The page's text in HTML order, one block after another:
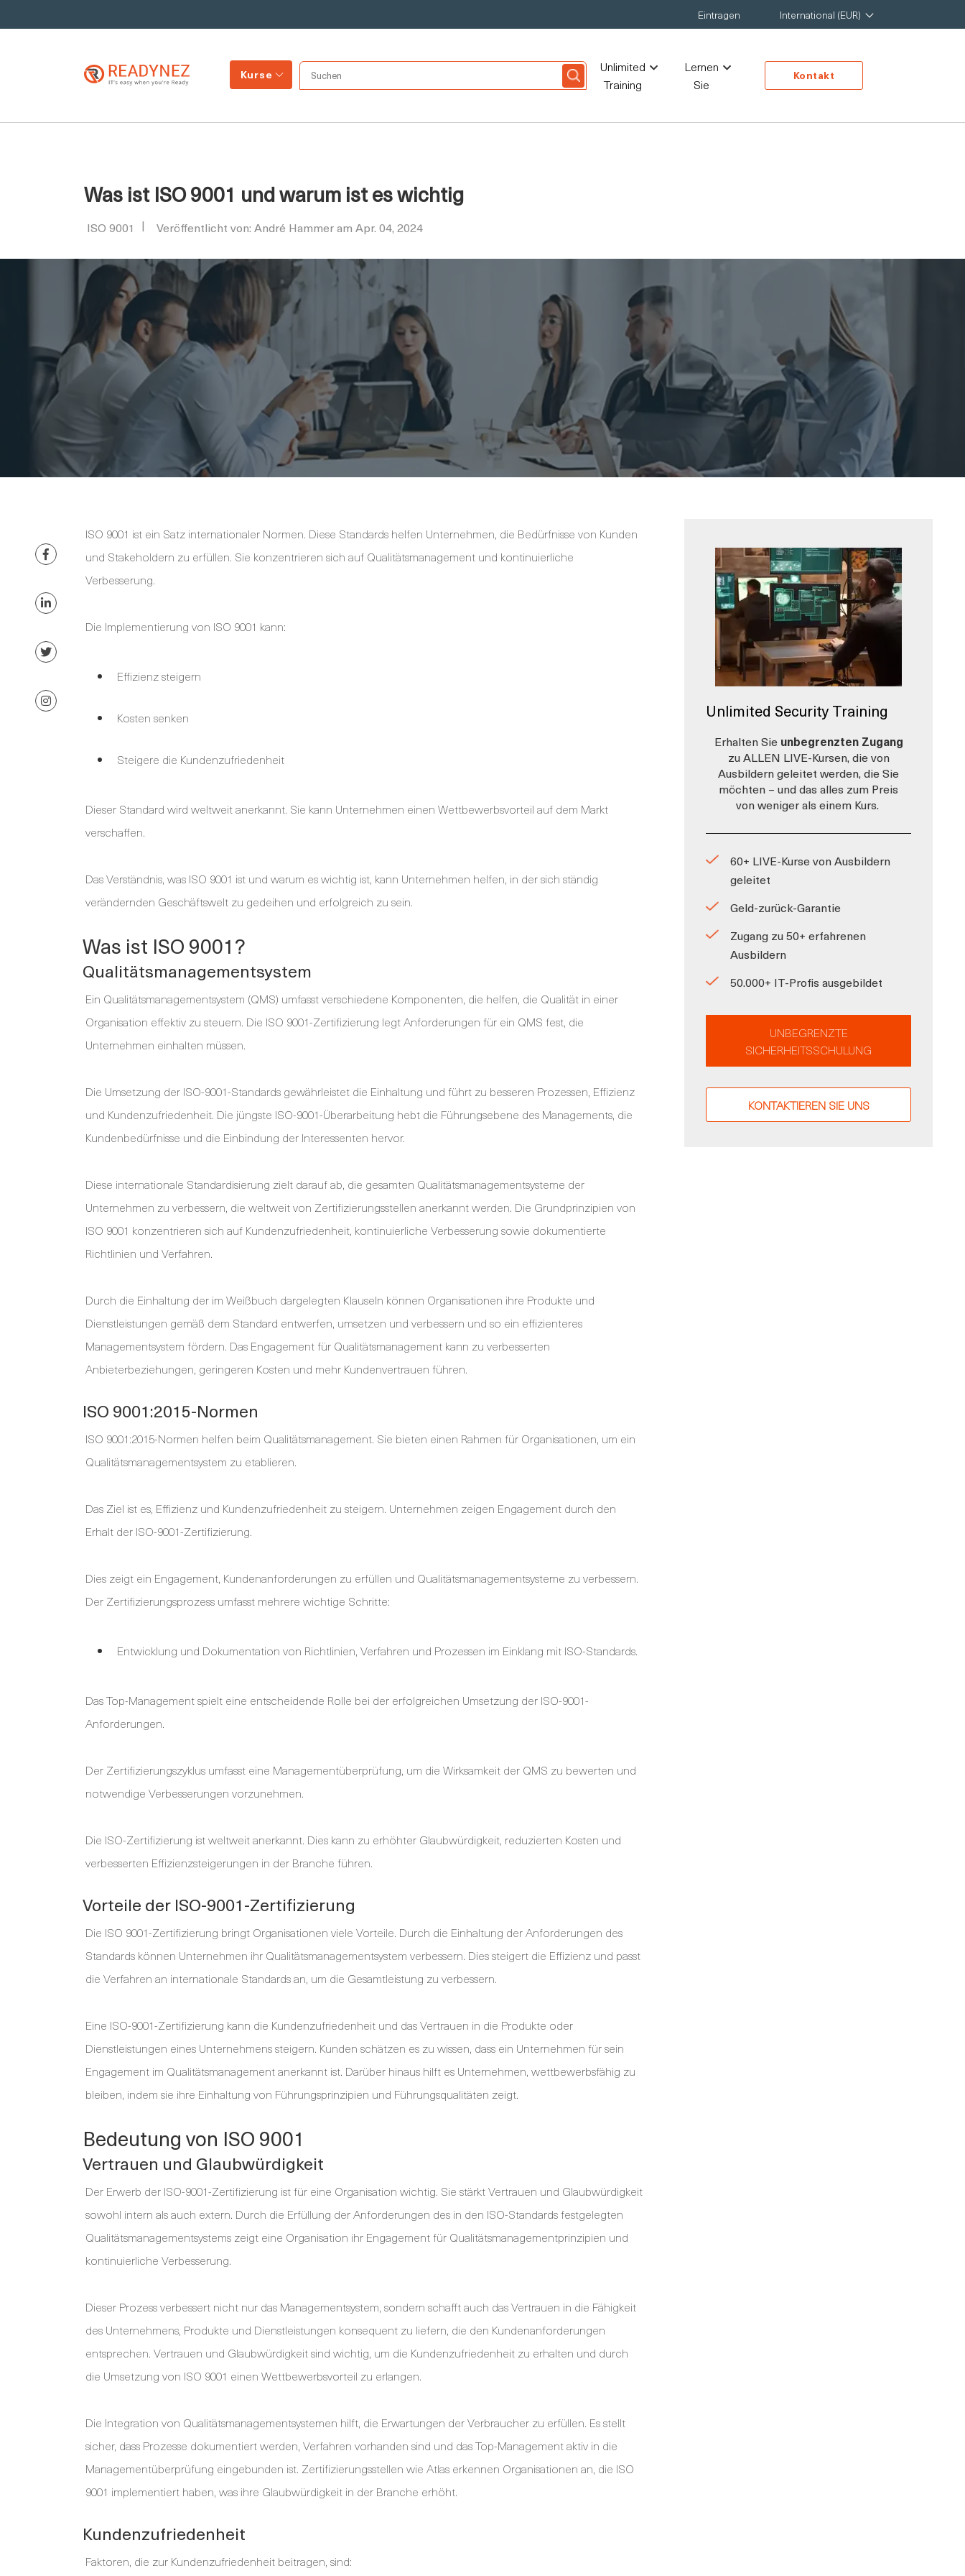
Eintragen International (EUR)
Kurse
Unlimited
Training
Lernen
Sie
Kontakt
Was ist ISO 9001 und warum ist es wichtig
ISO 9001 Veröffentlicht von: André Hammer am Apr. 04, 2024
ISO 9001 ist ein Satz internationaler Normen. Diese Standards helfen Unternehmen, die Bedürfnisse von Kunden
und Stakeholdern zu erfüllen. Sie konzentrieren sich auf Qualitätsmanagement und kontinuierliche
Verbesserung.
Die Implementierung von ISO 9001 kann:
Effizienz steigern
Kosten senken
Steigere die Kundenzufriedenheit
Dieser Standard wird weltweit anerkannt. Sie kann Unternehmen einen Wettbewerbsvorteil auf dem Markt
verschaffen.
Das Verständnis, was ISO 9001 ist und warum es wichtig ist, kann Unternehmen helfen, in der sich ständig
verändernden Geschäftswelt zu gedeihen und erfolgreich zu sein.
Was ist ISO 9001?
Qualitätsmanagementsystem
Ein Qualitätsmanagementsystem (QMS) umfasst verschiedene Komponenten, die helfen, die Qualität in einer
Organisation effektiv zu steuern. Die ISO 9001-Zertifizierung legt Anforderungen für ein QMS fest, die
Unternehmen einhalten müssen.
Die Umsetzung der ISO-9001-Standards gewährleistet die Einhaltung und führt zu besseren Prozessen, Effizienz
und Kundenzufriedenheit. Die jüngste ISO-9001-Überarbeitung hebt die Führungsebene des Managements, die
Kundenbedürfnisse und die Einbindung der Interessenten hervor.
Diese internationale Standardisierung zielt darauf ab, die gesamten Qualitätsmanagementsysteme der
Unternehmen zu verbessern, die weltweit von Zertifizierungsstellen anerkannt werden. Die Grundprinzipien von
ISO 9001 konzentrieren sich auf Kundenzufriedenheit, kontinuierliche Verbesserung sowie dokumentierte
Richtlinien und Verfahren.
Durch die Einhaltung der im Weißbuch dargelegten Klauseln können Organisationen ihre Produkte und
Dienstleistungen gemäß dem Standard entwerfen, umsetzen und verbessern und so ein effizienteres
Managementsystem fördern. Das Engagement für Qualitätsmanagement kann zu verbesserten
Anbieterbeziehungen, geringeren Kosten und mehr Kundenvertrauen führen.
ISO 9001:2015-Normen
ISO 9001:2015-Normen helfen beim Qualitätsmanagement. Sie bieten einen Rahmen für Organisationen, um ein
Qualitätsmanagementsystem zu etablieren.
Das Ziel ist es, Effizienz und Kundenzufriedenheit zu steigern. Unternehmen zeigen Engagement durch den
Erhalt der ISO-9001-Zertifizierung.
Dies zeigt ein Engagement, Kundenanforderungen zu erfüllen und Qualitätsmanagementsysteme zu verbessern.
Der Zertifizierungsprozess umfasst mehrere wichtige Schritte:
Entwicklung und Dokumentation von Richtlinien, Verfahren und Prozessen im Einklang mit ISO-Standards.
Das Top-Management spielt eine entscheidende Rolle bei der erfolgreichen Umsetzung der ISO-9001-
Anforderungen.
Der Zertifizierungszyklus umfasst eine Managementüberprüfung, um die Wirksamkeit der QMS zu bewerten und
notwendige Verbesserungen vorzunehmen.
Die ISO-Zertifizierung ist weltweit anerkannt. Dies kann zu erhöhter Glaubwürdigkeit, reduzierten Kosten und
verbesserten Effizienzsteigerungen in der Branche führen.
Vorteile der ISO-9001-Zertifizierung
Die ISO 9001-Zertifizierung bringt Organisationen viele Vorteile. Durch die Einhaltung der Anforderungen des
Standards können Unternehmen ihr Qualitätsmanagementsystem verbessern. Dies steigert die Effizienz und passt
die Verfahren an internationale Standards an, um die Gesamtleistung zu verbessern.
Eine ISO-9001-Zertifizierung kann die Kundenzufriedenheit und das Vertrauen in die Produkte oder
Dienstleistungen eines Unternehmens steigern. Kunden schätzen es zu wissen, dass ein Unternehmen für sein
Engagement im Qualitätsmanagement anerkannt ist. Darüber hinaus hilft es Unternehmen, wettbewerbsfähig zu
bleiben, indem sie ihre Einhaltung von Führungsprinzipien und Führungsqualitäten zeigt.
Bedeutung von ISO 9001
Vertrauen und Glaubwürdigkeit
Der Erwerb der ISO-9001-Zertifizierung ist für eine Organisation wichtig. Sie stärkt Vertrauen und Glaubwürdigkeit
sowohl intern als auch extern. Durch die Erfüllung der Anforderungen des in den ISO-Standards festgelegten
Qualitätsmanagementsystems zeigt eine Organisation ihr Engagement für Qualitätsmanagementprinzipien und
kontinuierliche Verbesserung.
Dieser Prozess verbessert nicht nur das Managementsystem, sondern schafft auch das Vertrauen in die Fähigkeit
des Unternehmens, Produkte und Dienstleistungen konsequent zu liefern, die den Kundenanforderungen
entsprechen. Vertrauen und Glaubwürdigkeit sind wichtig, um die Kundenzufriedenheit zu erhalten und durch
die Umsetzung von ISO 9001 einen Wettbewerbsvorteil zu erlangen.
Die Integration von Qualitätsmanagementsystemen hilft, die Erwartungen der Verbraucher zu erfüllen. Es stellt
sicher, dass Prozesse dokumentiert werden, Verfahren vorhanden sind und das Top-Management aktiv in die
Managementüberprüfung eingebunden ist. Zertifizierungsstellen wie Atlas erkennen Organisationen an, die ISO
9001 implementiert haben, was ihre Glaubwürdigkeit in der Branche erhöht.
Kundenzufriedenheit
Faktoren, die zur Kundenzufriedenheit beitragen, sind:
Unlimited Security Training
Erhalten Sieunbegrenzten Zugang
zu ALLEN LIVE-Kursen, die von
Ausbildern geleitet werden, die Sie
möchten – und das alles zum Preis
von weniger als einem Kurs.
60+ LIVE-Kurse von Ausbildern
geleitet
Geld-zurück-Garantie
Zugang zu 50+ erfahrenen
Ausbildern
50.000+ IT-Profis ausgebildet
UNBEGRENZTE
SICHERHEITSSCHULUNG
KONTAKTIEREN SIE UNS